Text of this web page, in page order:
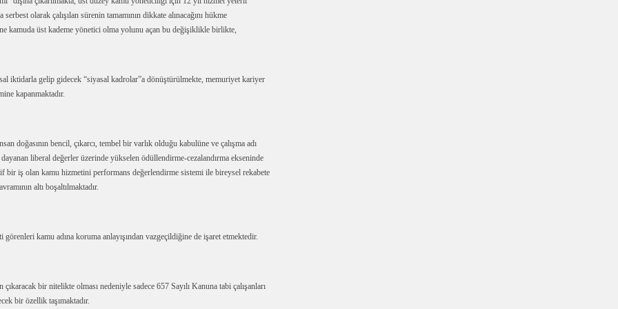
olarak çalışılan sürenin tamamının dikkate alınacağını hükme
kamuda üst kademe yönetici olma yolunu açan bu değişiklikle birlikte,
iktidarla gelip gidecek “siyasal kadrolar”a dönüştürülmekte, memuriyet kariyer
kapanmaktadır.
doğasının bencil, çıkarcı, tembel bir varlık olduğu kabulüne ve çalışma adı
liberal değerler üzerinde yükselen ödüllendirme-cezalandırma ekseninde
bir iş olan kamu hizmetini performans değerlendirme sistemi ile bireysel rekabete
altı boşaltılmaktadır.
kamu adına koruma anlayışından vazgeçildiğine de işaret etmektedir.
bir nitelikte olması nedeniyle sadece 657 Sayılı Kanuna tabi çalışanları
bir özellik taşımaktadır.